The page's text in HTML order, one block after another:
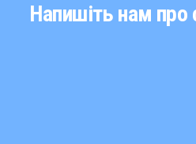
Напишіть нам про